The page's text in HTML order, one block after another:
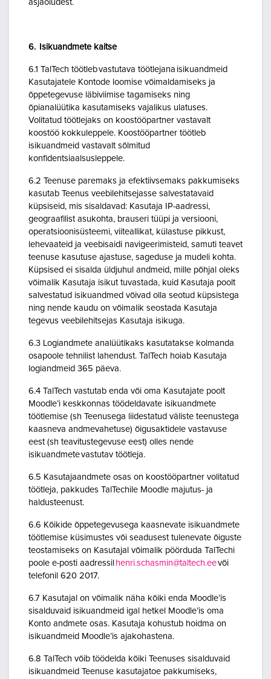
asjaoludest.
6. Isikuandmete kaitse
6.1 TalTech töötleb vastutava töötlejana isikuandmeid
Kasutajatele Kontode loomise võimaldamiseks ja
õppetegevuse läbiviimise tagamiseks ning
õpianalüütika kasutamiseks vajalikus ulatuses.
Volitatud töötlejaks on koostööpartner vastavalt
koostöö kokkuleppele. Koostööpartner töötleb
isikuandmeid vastavalt sõlmitud
konfidentsiaalsusleppele.
6.2 Teenuse paremaks ja efektiivsemaks pakkumiseks
kasutab Teenus veebilehitsejasse salvestatavaid
küpsiseid, mis sisaldavad: Kasutaja IP-aadressi,
geograafilist asukohta, brauseri tüüpi ja versiooni,
operatsioonisüsteemi, viiteallikat, külastuse pikkust,
lehevaateid ja veebisaidi navigeerimisteid, samuti teavet
teenuse kasutuse ajastuse, sageduse ja mudeli kohta.
Küpsised ei sisalda üldjuhul andmeid, mille põhjal oleks
võimalik Kasutaja isikut tuvastada, kuid Kasutaja poolt
salvestatud isikuandmed võivad olla seotud küpsistega
ning nende kaudu on võimalik seostada Kasutaja
tegevus veebilehitsejas Kasutaja isikuga.
6.3 Logiandmete analüütikaks kasutatakse kolmanda
osapoole tehnilist lahendust. TalTech hoiab Kasutaja
logiandmeid 365 päeva.
6.4 TalTech vastutab enda või oma Kasutajate poolt
Moodle’i keskkonnas töödeldavate isikuandmete
töötlemise (sh Teenusega liidestatud väliste teenustega
kaasneva andmevahetuse) õigusaktidele vastavuse
eest (sh teavitustegevuse eest) olles nende
isikuandmete vastutav töötleja.
6.5 Kasutajaandmete osas on koostööpartner volitatud
töötleja, pakkudes TalTechile Moodle majutus- ja
haldusteenust.
6.6 Kõikide õppetegevusega kaasnevate isikuandmete
töötlemise küsimustes või seadusest tulenevate õiguste
teostamiseks on Kasutajal võimalik pöörduda TalTechi
poole e-posti aadressil henri.schasmin@taltech.eevõi
telefonil 620 2017.
6.7 Kasutajal on võimalik näha kõiki enda Moodle’is
sisalduvaid isikuandmeid igal hetkel Moodle’is oma
Konto andmete osas. Kasutaja kohustub hoidma on
isikuandmeid Moodle’is ajakohastena.
6.8 TalTech võib töödelda kõiki Teenuses sisalduvaid
isikuandmeid Teenuse kasutajatoe pakkumiseks,